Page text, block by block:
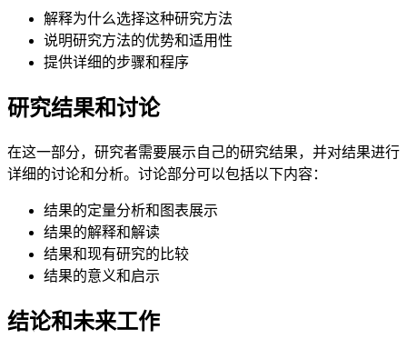
解释为什么选择这种研究方法
说明研究方法的优势和适用性
提供详细的步骤和程序
研究结果和讨论
在这一部分，研究者需要展示自己的研究结果，并对结果进行
详细的讨论和分析。讨论部分可以包括以下内容：
结果的定量分析和图表展示
结果的解释和解读
结果和现有研究的比较
结果的意义和启示
结论和未来工作